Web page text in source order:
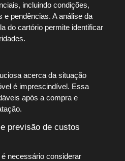
incluindo condições,
e pendências. A análise da
do cartório permite identificar
acerca da situação
é imprescindível. Essa
após a compra e
previsão de custos
necessário considerar